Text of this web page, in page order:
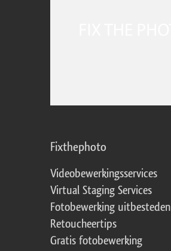
Fixthephoto
Videobewerkingsservices
Virtual Staging Services
Fotobewerking uitbesteden
Retoucheertips
Gratis fotobewerking